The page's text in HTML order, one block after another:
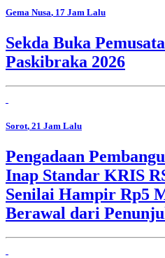
Gema Nusa, 17 Jam Lalu
Sekda Buka
Paskibraka 2026
Sorot, 21 Jam Lalu
Pengadaan
Inap Standar KRIS
Senilai Hampir Rp5
Berawal dari